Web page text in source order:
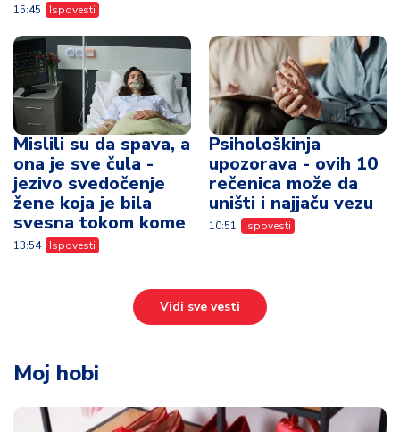
15:45 Ispovesti
Mislili su da spava, a
ona je sve čula -
jezivo svedočenje
žene koja je bila
svesna tokom kome
13:54 Ispovesti
Psihološkinja
upozorava - ovih 10
rečenica može da
uništi i najjaču vezu
10:51 Ispovesti
Vidi sve vesti
Moj hobi